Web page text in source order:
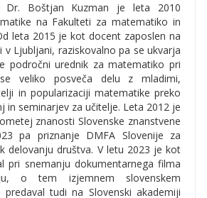
Dr. Boštjan Kuzman je leta 2010
na Fakulteti za matematiko in
leta 2015 je kot docent zaposlen na
v Ljubljani, raziskovalno pa se ukvarja
področni urednik za matematiko pri
veliko posveča delu z mladimi,
in popularizaciji matematike preko
in seminarjev za učitelje. Leta 2012 je
znanosti Slovenske znanstvene
pa priznanje DMFA Slovenije za
delovanju društva. V letu 2023 je kot
pri snemanju dokumentarnega filma
o tem izjemnem slovenskem
tudi na Slovenski akademiji